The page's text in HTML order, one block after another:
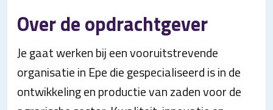
Over de opdrachtgever
Je gaat werken bij een vooruitstrevende
organisatie in Epe die gespecialiseerd is in de
ontwikkeling en productie van zaden voor de